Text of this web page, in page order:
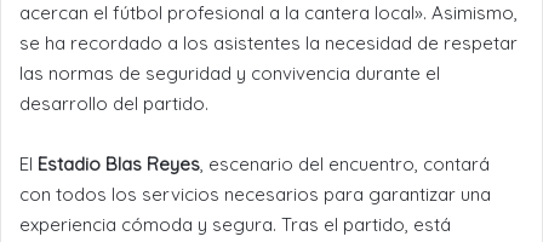
acercan el fútbol profesional a la cantera local». Asimismo,
se ha recordado a los asistentes la necesidad de respetar
las normas de seguridad y convivencia durante el
desarrollo del partido.
El Estadio Blas Reyes, escenario del encuentro, contará
con todos los servicios necesarios para garantizar una
experiencia cómoda y segura. Tras el partido, está